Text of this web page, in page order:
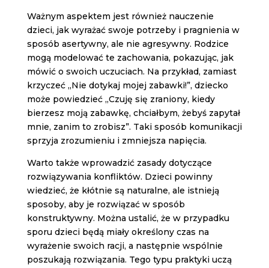
Ważnym aspektem jest również nauczenie
dzieci, jak wyrażać swoje potrzeby i pragnienia w
sposób asertywny, ale nie agresywny. Rodzice
mogą modelować te zachowania, pokazując, jak
mówić o swoich uczuciach. Na przykład, zamiast
krzyczeć „Nie dotykaj mojej zabawki!”, dziecko
może powiedzieć „Czuję się zraniony, kiedy
bierzesz moją zabawkę, chciałbym, żebyś zapytał
mnie, zanim to zrobisz”. Taki sposób komunikacji
sprzyja zrozumieniu i zmniejsza napięcia.
Warto także wprowadzić zasady dotyczące
rozwiązywania konfliktów. Dzieci powinny
wiedzieć, że kłótnie są naturalne, ale istnieją
sposoby, aby je rozwiązać w sposób
konstruktywny. Można ustalić, że w przypadku
sporu dzieci będą miały określony czas na
wyrażenie swoich racji, a następnie wspólnie
poszukają rozwiązania. Tego typu praktyki uczą